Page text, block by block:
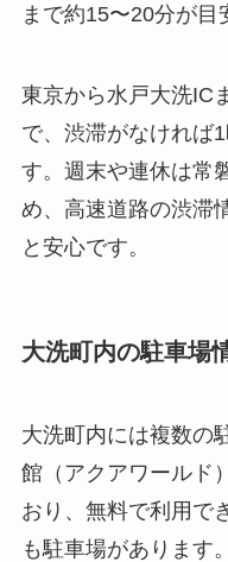
まで約15〜20分が目
東京から水戸大洗IC
で、渋滞がなければ
す。週末や連休は常
め、高速道路の渋滞
と安心です。
大洗町内の駐車場
大洗町内には複数の
館（アクアワールド
おり、無料で利用で
も駐車場があります